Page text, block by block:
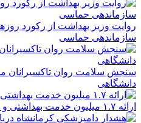
روایت وزیر بهداشت از رکورد
سازماندهی حماسی
سنجش سلامت روان تاکسیرانان
دانشگاهی
ارائه ۱.۷ میلیون خدمت بهداشتی و درمانی به زائران اربعین